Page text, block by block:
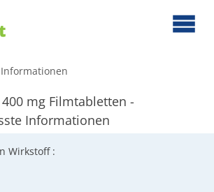
mg Filmtabletten -
Informationen
Wirkstoff :